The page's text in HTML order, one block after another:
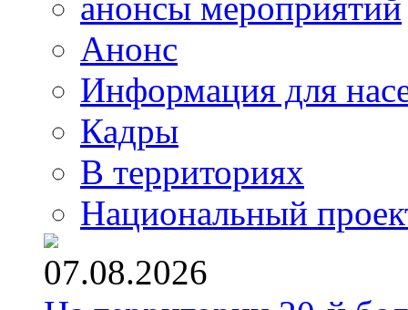
Анонс
Информация для
Кадры
В территориях
Национальный
07.08.2026